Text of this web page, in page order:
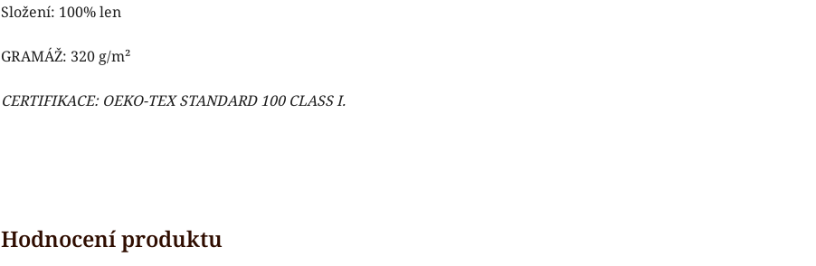
Složení: 100% len
GRAMÁŽ: 320 g/m²
CERTIFIKACE: OEKO-TEX STANDARD 100 CLASS I.